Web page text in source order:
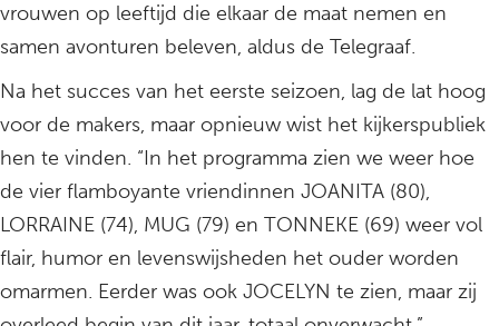
vrouwen op leeftijd die elkaar de maat nemen en
samen avonturen beleven, aldus de Telegraaf.
Na het succes van het eerste seizoen, lag de lat hoog
voor de makers, maar opnieuw wist het kijkerspubliek
hen te vinden. “In het programma zien we weer hoe
de vier flamboyante vriendinnen JOANITA (80),
LORRAINE (74), MUG (79) en TONNEKE (69) weer vol
flair, humor en levenswijsheden het ouder worden
omarmen. Eerder was ook JOCELYN te zien, maar zij